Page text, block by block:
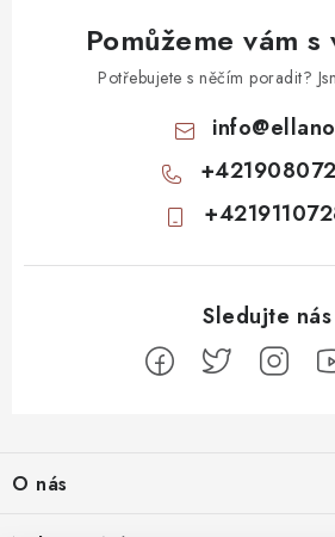
Pomůžeme vám
Potřebujete s něčím poradit?
info@
pO nás